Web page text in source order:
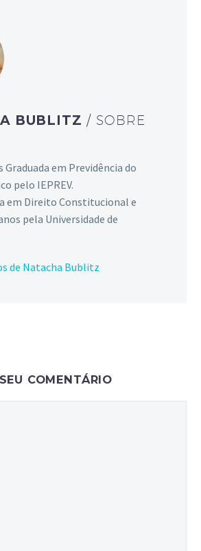
BUBLITZ/ SOBRE
Graduada em Previdência do
pelo IEPREV.
em Direito Constitucional e
pela Universidade de
de Natacha Bublitz
COMENTÁRIO